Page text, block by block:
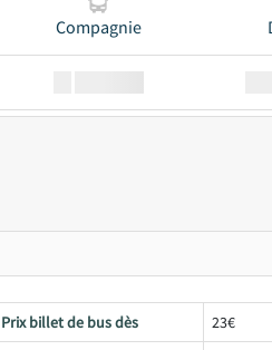
Compagnie
Prix billet de bus dès
23€